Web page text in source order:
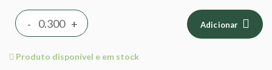
+
- Adicionar
Produto disponível e em stock